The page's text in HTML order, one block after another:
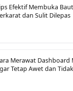
Efektif Membuka
dan Sulit Dilepas
Merawat Dashboard
Tetap Awet dan